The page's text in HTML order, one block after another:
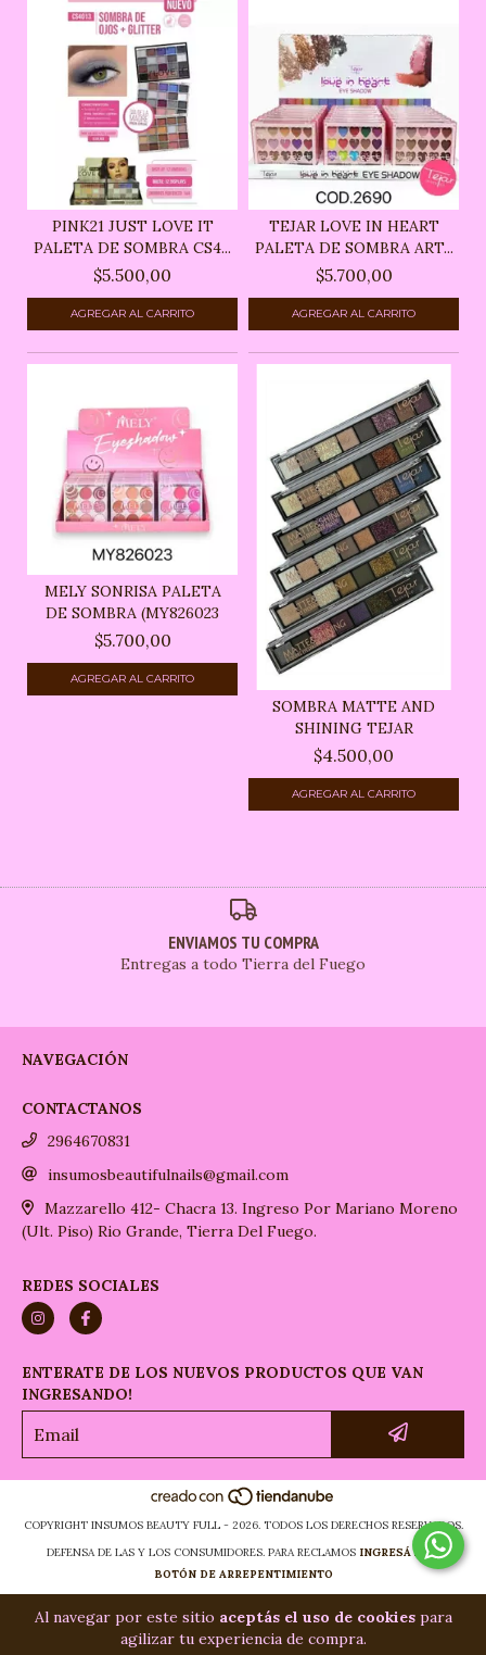
Al navegar por este sitio aceptás el uso de cookiespara
agilizar tu experiencia de compra.
PINK21 JUST LOVE IT
PALETA DE SOMBRA CS4...
$5.500,00
TEJAR LOVE IN HEART
PALETA DE SOMBRA ART...
$5.700,00
MELY SONRISA PALETA
DE SOMBRA (MY826023
$5.700,00
SOMBRA MATTE AND
SHINING TEJAR
$4.500,00
ENVIAMOS TU COMPRA
Entregas a todo Tierra del Fuego
NAVEGACIÓN
CONTACTANOS
2964670831
insumosbeautifulnails@gmail.com
Mazzarello 412- Chacra 13. Ingreso Por Mariano Moreno
(Ult. Piso) Rio Grande, Tierra Del Fuego.
REDES SOCIALES
ENTERATE DE LOS NUEVOS PRODUCTOS QUE VAN
INGRESANDO!
COPYRIGHT INSUMOS BEAUTY FULL - 2026. TODOS LOS DERECHOS RESERVADOS.
DEFENSA DE LAS Y LOS CONSUMIDORES. PARA RECLAMOS INGRESÁ ACÁ.
BOTÓN DE ARREPENTIMIENTO